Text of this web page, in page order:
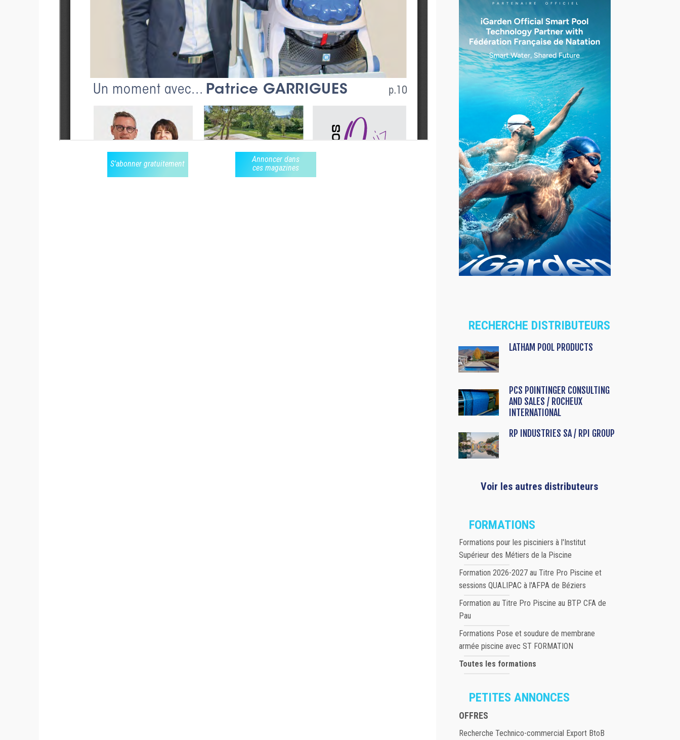
S'abonner gratuitement
Annoncer dans
ces magazines
RECHERCHE DISTRIBUTEURS
LATHAM POOL PRODUCTS
PCS POINTINGER CONSULTING
AND SALES / ROCHEUX
INTERNATIONAL
RP INDUSTRIES SA / RPI GROUP
Voir les autres distributeurs
FORMATIONS
Formations pour les pisciniers à l'Institut
Supérieur des Métiers de la Piscine
Formation 2026-2027 au Titre Pro Piscine et
sessions QUALIPAC à l'AFPA de Béziers
Formation au Titre Pro Piscine au BTP CFA de
Pau
Formations Pose et soudure de membrane
armée piscine avec ST FORMATION
Toutes les formations
PETITES ANNONCES
OFFRES
Recherche Technico-commercial Export BtoB